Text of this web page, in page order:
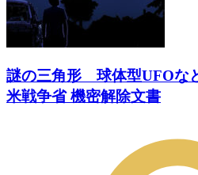
謎の三角形 球体型UFOな
米戦争省 機密解除文書